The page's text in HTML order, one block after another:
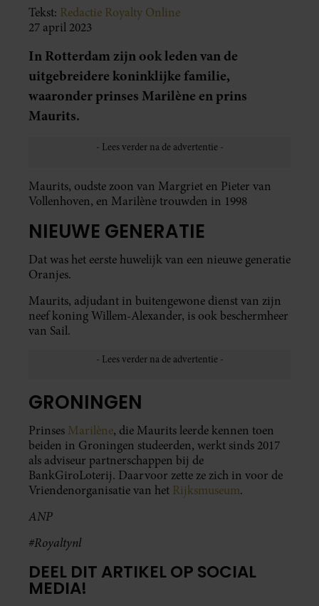
Tekst: Redactie Royalty Online
27 april 2023
In Rotterdam zijn ook leden van de
uitgebreidere koninklijke familie,
waaronder prinses Marilène en prins
Maurits.
Maurits, oudste zoon van Margriet en Pieter van
Vollenhoven, en Marilène trouwden in 1998
NIEUWE GENERATIE
Dat was het eerste huwelijk van een nieuwe generatie
Oranjes.
Maurits, adjudant in buitengewone dienst van zijn
neef koning Willem-Alexander, is ook beschermheer
van Sail.
GRONINGEN
Prinses Marilène, die Maurits leerde kennen toen
beiden in Groningen studeerden, werkt sinds 2017
als adviseur partnerschappen bij de
BankGiroLoterij. Daarvoor zette ze zich in voor de
Vriendenorganisatie van het Rijksmuseum.
ANP
#Royaltynl
DEEL DIT ARTIKEL OP SOCIAL
MEDIA!